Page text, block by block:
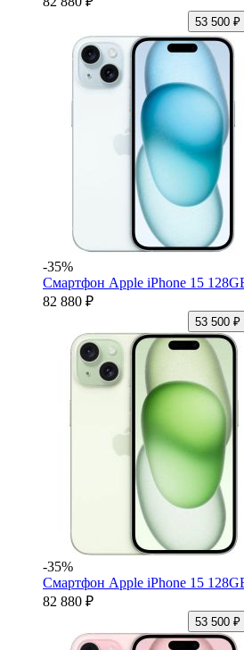
53 500 ₽
-35%
Смартфон Apple iPhone 15
82 880 ₽
53 500 ₽
-35%
Смартфон Apple iPhone 15
82 880 ₽
53 500 ₽